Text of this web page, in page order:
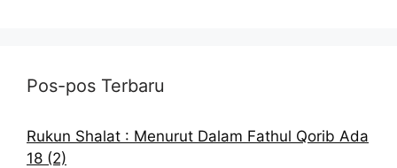
Pos-pos Terbaru
Rukun Shalat : Menurut Dalam Fathul Qorib Ada
18 (2)